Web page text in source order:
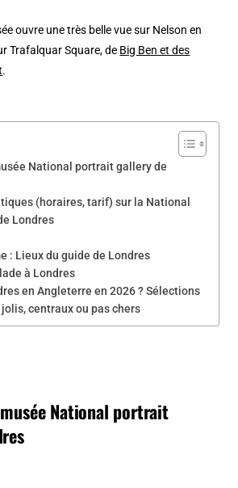
ouvre une très belle vue sur Nelson en
Trafalquar Square, de Big Ben et des
.
National portrait gallery de
(horaires, tarif) sur la National
Londres
: Lieux du guide de Londres
à Londres
en Angleterre en 2026 ? Sélections
centraux ou pas chers
National portrait